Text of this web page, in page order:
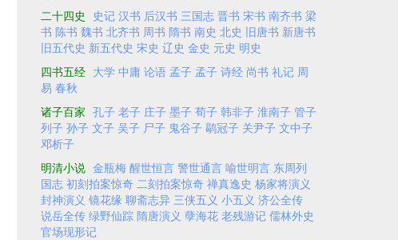
二十四史
史记 汉书 后汉书 三国志 晋书 宋书 南齐书 梁
书 陈书 魏书 北齐书 周书 隋书 南史 北史 旧唐书 新唐书
旧五代史 新五代史 宋史 辽史 金史 元史 明史
四书五经 大学 中庸 论语 孟子 孟子 诗经 尚书 礼记 周
易 春秋
诸子百家 孔子 老子 庄子 墨子 荀子 韩非子 淮南子 管子
列子 孙子 文子 吴子 尸子 鬼谷子 鹖冠子 关尹子 文中子
邓析子
明清小说 金瓶梅 醒世恒言 警世通言 喻世明言 东周列
国志 初刻拍案惊奇 二刻拍案惊奇 禅真逸史 杨家将演义
封神演义 镜花缘 聊斋志异 三侠五义 小五义 济公全传
说岳全传 绿野仙踪 隋唐演义 孽海花 老残游记 儒林外史
官场现形记